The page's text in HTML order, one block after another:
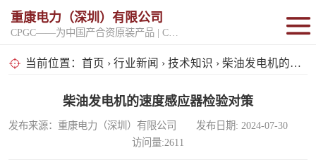
重康电力（深圳）有限公司
当前位置： 首页 › 行业新闻 › 技术知识 › 柴油发电机的速度感应器检验对策
柴油发电机的速度感应器检验对策
发布来源：重康电力（深圳）有限公司 发布日期: 2024-07-30
访问量:2611
固定开架式
移动电站